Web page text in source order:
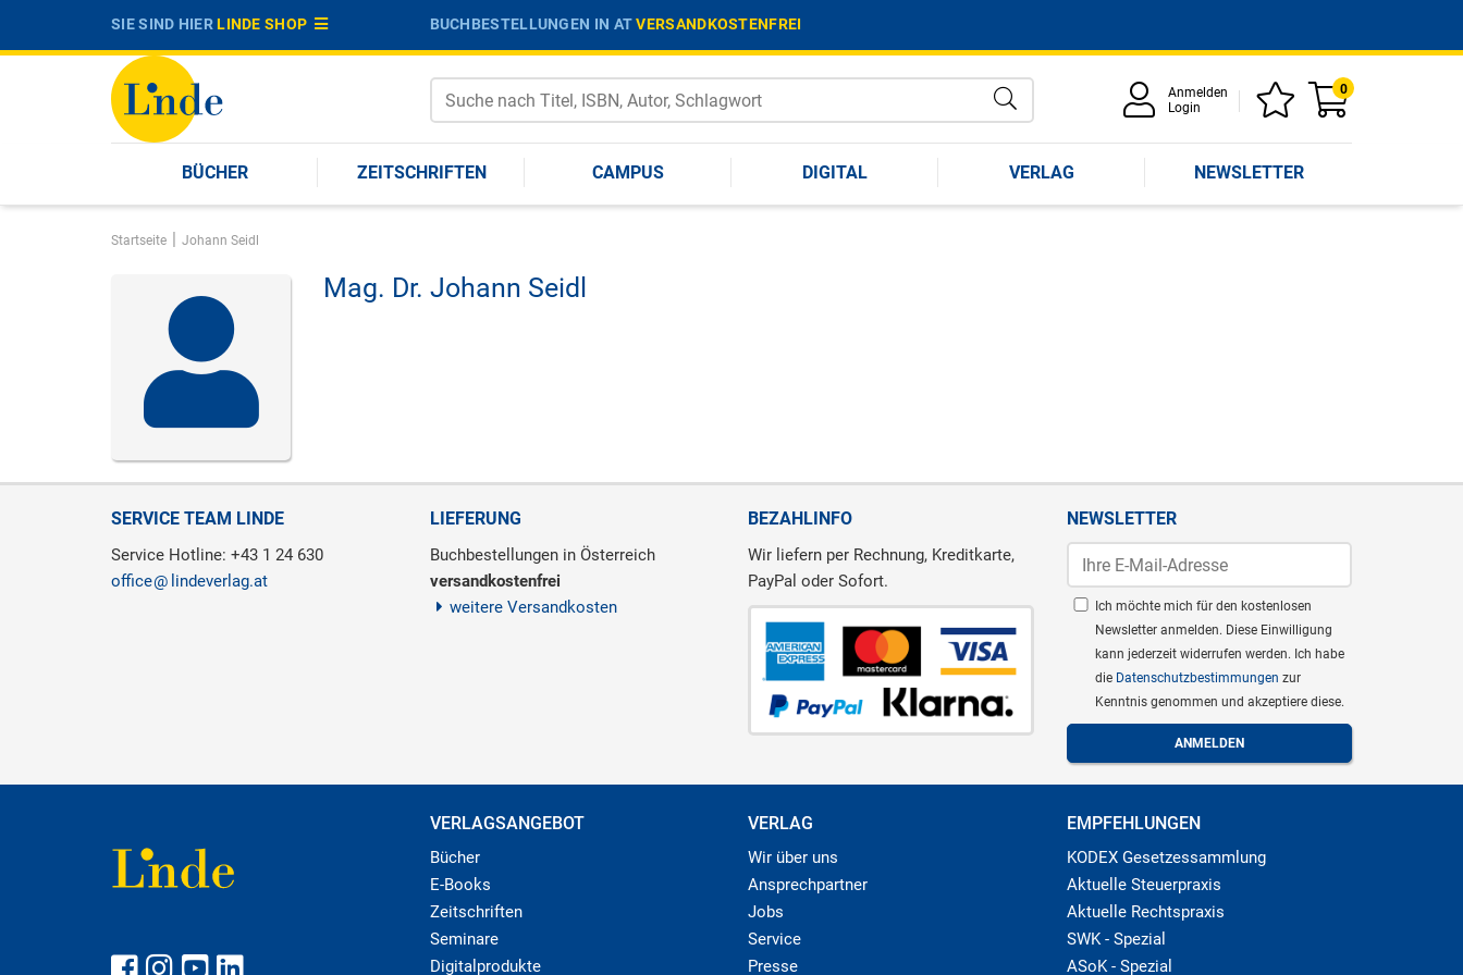
SIE SIND HIERLINDE SHOP BUCHBESTELLUNGEN IN ATVERSANDKOSTENFREI
Anmelden
Login
0
BÜCHER ZEITSCHRIFTEN CAMPUS DIGITAL VERLAG NEWSLETTER
Startseite | Johann Seidl
Mag. Dr. Johann Seidl
SERVICE TEAM LINDE
Service Hotline: +43 1 24 630
office
lindeverlag.at
LIEFERUNG
Buchbestellungen in Österreich
versandkostenfrei
weitere Versandkosten
BEZAHLINFO
Wir liefern per Rechnung, Kreditkarte,
PayPal oder Sofort.
NEWSLETTER
Ich möchte mich für den kostenlosen
Newsletter anmelden. Diese Einwilligung
kann jederzeit widerrufen werden. Ich habe
die Datenschutzbestimmungen zur
Kenntnis genommen und akzeptiere diese.
VERLAGSANGEBOT
Bücher
E-Books
Zeitschriften
Seminare
Digitalprodukte
VERLAG
Wir über uns
Ansprechpartner
Jobs
Service
Presse
EMPFEHLUNGEN
KODEX Gesetzessammlung
Aktuelle Steuerpraxis
Aktuelle Rechtspraxis
SWK - Spezial
ASoK - Spezial